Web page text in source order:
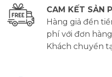
CAM KẾT SẢN
Hàng giả đền
phí với đơn
Khách chuyển